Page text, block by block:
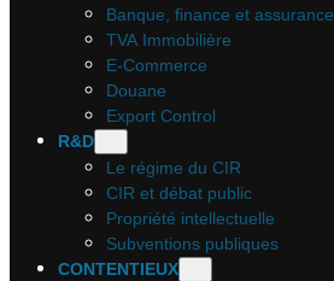
Banque, finance et assurance
TVA Immobilière
E-Commerce
Douane
Export Control
R&D
Le régime du CIR
CIR et débat public
Propriété intellectuelle
Subventions publiques
CONTENTIEUX